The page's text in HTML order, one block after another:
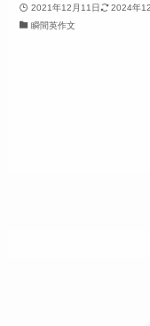
2021年12月11日
2024年
瞬間英作文